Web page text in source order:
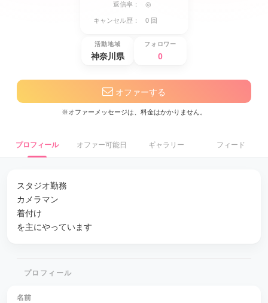
返信率： ◎
キャンセル歴： 0 回
活動地域
神奈川県
フォロワー
0
オファーする
※オファーメッセージは、料金はかかりません。
プロフィール オファー可能日 ギャラリー フィード
スタジオ勤務
カメラマン
着付け
を主にやっています
プロフィール
名前